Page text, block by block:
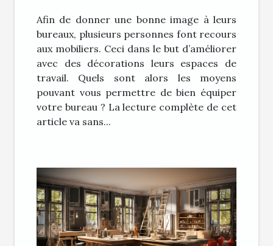
Afin de donner une bonne image à leurs
bureaux, plusieurs personnes font recours
aux mobiliers. Ceci dans le but d’améliorer
avec des décorations leurs espaces de
travail. Quels sont alors les moyens
pouvant vous permettre de bien équiper
votre bureau ? La lecture complète de cet
article va sans...